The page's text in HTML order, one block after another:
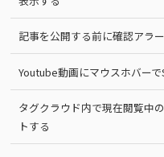
記事を公開する前に確認アラ
Youtube動画にマウスホバー
タグクラウド内で現在閲覧中
トする